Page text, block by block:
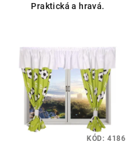
Praktická a hravá.
KÓD: 4186